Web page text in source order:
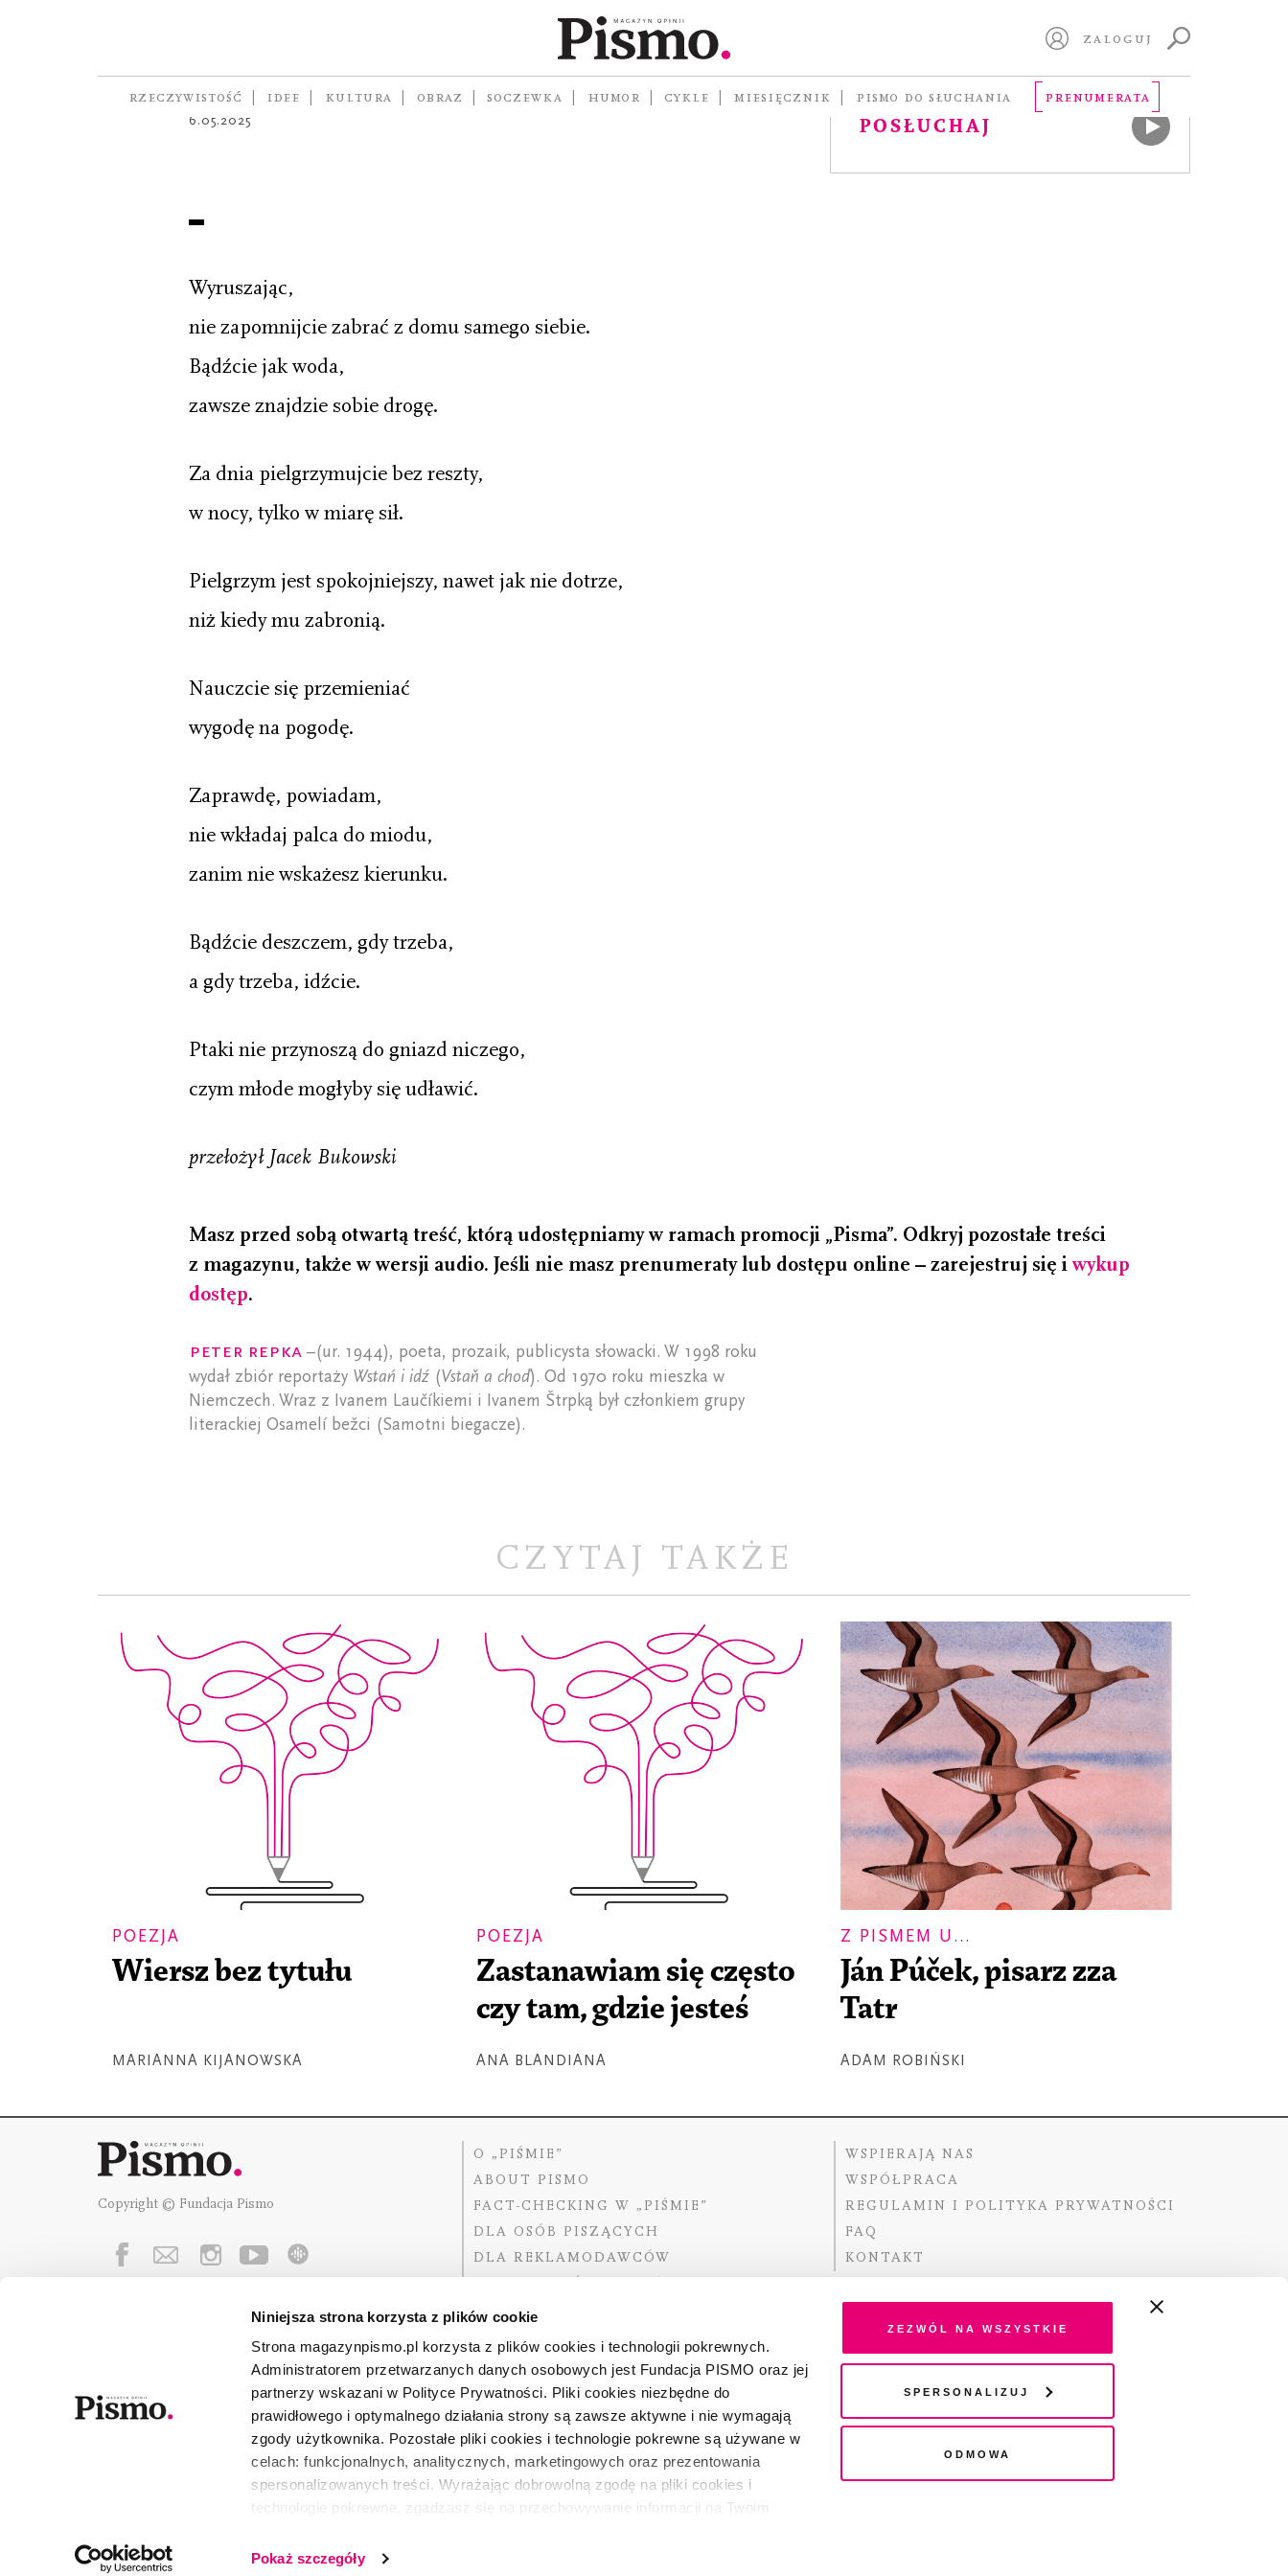
Niniejsza strona korzysta z plików cookie
Strona magazynpismo.pl korzysta z plików cookies i technologii pokrewnych.
Administratorem przetwarzanych danych osobowych jest Fundacja PISMO oraz jej
partnerzy wskazani w Polityce Prywatności. Pliki cookies niezbędne do
prawidłowego i optymalnego działania strony są zawsze aktywne i nie wymagają
zgody użytkownika. Pozostałe pliki cookies i technologie pokrewne są używane w
celach: funkcjonalnych, analitycznych, marketingowych oraz prezentowania
spersonalizowanych treści. Wyrażając dobrowolną zgodę na pliki cookies i
technologie pokrewne, zgadzasz się na przechowywanie informacji na Twoim
wszystkie lub niektóre pliki cookies i technologie pokrewne możesz w każdej chwili
Pokaż szczegóły
Zezwól na wszystkie
Spersonalizuj
Odmowa
ZALOGUJ
RZECZYWISTOŚĆ IDEE KULTURA OBRAZ SOCZEWKA HUMOR CYKLE MIESIĘCZNIK PISMO DO SŁUCHANIA PRENUMERATA
autor PETER REPKA
6.05.2025 POSŁUCHAJ
Wyruszając,
nie zapomnijcie zabrać z domu samego siebie.
Bądźcie jak woda,
zawsze znajdzie sobie drogę.
Za dnia pielgrzymujcie bez reszty,
w nocy, tylko w miarę sił.
Pielgrzym jest spokojniejszy, nawet jak nie dotrze,
niż kiedy mu zabronią.
Nauczcie się przemieniać
wygodę na pogodę.
Zaprawdę, powiadam,
nie wkładaj palca do miodu,
zanim nie wskażesz kierunku.
Bądźcie deszczem, gdy trzeba,
a gdy trzeba, idźcie.
Ptaki nie przynoszą do gniazd niczego,
czym młode mogłyby się udławić.
przełożył Jacek Bukowski
Masz przed sobą otwartą treść, którą udostępniamy w ramach promocji „Pisma”. Odkryj pozostałe treści
z magazynu, także w wersji audio. Jeśli nie masz prenumeraty lub dostępu online – zarejestruj się i wykup
dostęp.
Peter Repka–(ur. 1944), poeta, prozaik, publicysta słowacki. W 1998 roku
wydał zbiór reportaży Wstań i idź(Vstaň a choď). Od 1970 roku mieszka w
Niemczech. Wraz z Ivanem Laučíkiemi i Ivanem Štrpką był członkiem grupy
literackiej Osamelí bežci (Samotni biegacze).
CZYTAJ TAKŻE
POEZJA
Wiersz bez tytułu
MARIANNA KIJANOWSKA
POEZJA
Zastanawiam się często
czy tam, gdzie jesteś
ANA BLANDIANA
Z PISMEM U...
Ján Púček, pisarz zza
Tatr
ADAM ROBIŃSKI
Copyright © Fundacja Pismo
O „PIŚMIE”
ABOUT PISMO
FACT-CHECKING W „PIŚMIE”
DLA OSÓB PISZĄCYCH
DLA REKLAMODAWCÓW
WSPIERAJĄ NAS
WSPÓŁPRACA
REGULAMIN I POLITYKA PRYWATNOŚCI
FAQ
KONTAKT
Fundację Pismowspierają:
Dofinansowano ze środków Ministra Kultury i Dziedzictwa
Narodowego pochodzących z Funduszu Promocji Kultury –